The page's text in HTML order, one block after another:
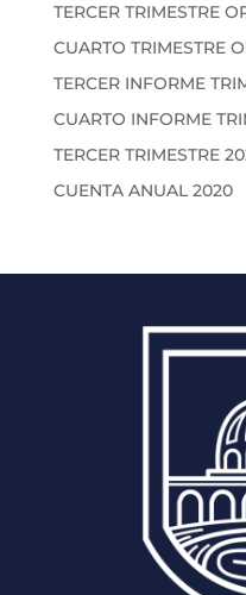
TERCER TRIMESTRE
CUARTO TRIMESTRE
TERCER INFORME
CUARTO INFORME
TERCER TRIMESTRE
CUENTA ANUAL 2020